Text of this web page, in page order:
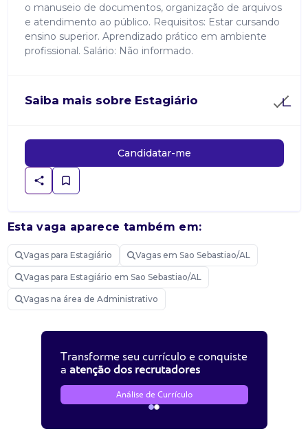
o manuseio de documentos, organização de arquivos
e atendimento ao público. Requisitos: Estar cursando
ensino superior. Aprendizado prático em ambiente
profissional. Salário: Não informado.
Saiba mais sobre Estagiário
Candidatar-me
Esta vaga aparece também em:
Vagas para Estagiário Vagas em Sao Sebastiao/AL
Vagas para Estagiário em Sao Sebastiao/AL
Vagas na área de Administrativo
Transforme seu currículo e conquiste
a atenção dos recrutadores
Análise de Currículo